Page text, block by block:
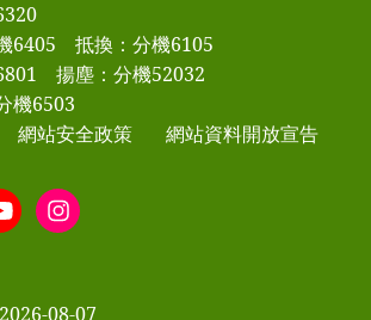
6405
抵換：分機6105
揚塵：分機52032
機6503
網站安全政策 網站資料開放宣告
08-07